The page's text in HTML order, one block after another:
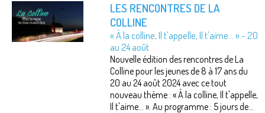
LES RENCONTRES DE LA
COLLINE
« À la colline, Il t'appelle, Il t'aime... » - 20
au 24 août
Nouvelle édition des rencontres de La
Colline pour les jeunes de 8 à 17 ans du
20 au 24 août 2024 avec ce tout
nouveau thème : « À la colline, Il t'appelle,
Il t'aime... ». Au programme : 5 jours de...